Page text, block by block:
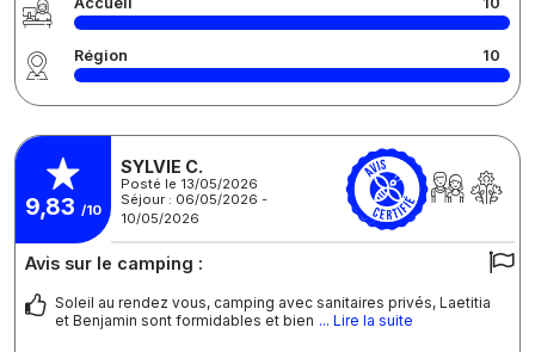
Région 10
9,83 /10
SYLVIE C.
Posté le 13/05/2026
Séjour : 06/05/2026 -
10/05/2026
Avis sur le camping :
Soleil au rendez vous, camping avec sanitaires privés, Laetitia
et Benjamin sont formidables et bien ... Lire la suite